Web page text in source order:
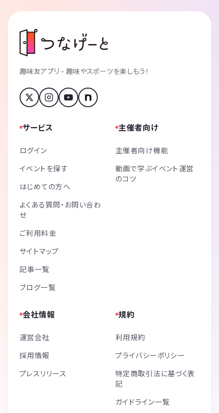
趣味友アプリ - 趣味やスポーツを楽しもう！
サービス
ログイン
イベントを探す
はじめての方へ
よくある質問・お問い合わ
せ
ご利用料金
サイトマップ
記事一覧
ブログ一覧
主催者向け
主催者向け機能
動画で学ぶイベント運営
のコツ
会社情報
運営会社
採用情報
プレスリリース
規約
利用規約
プライバシーポリシー
特定商取引法に基づく表
記
ガイドライン一覧